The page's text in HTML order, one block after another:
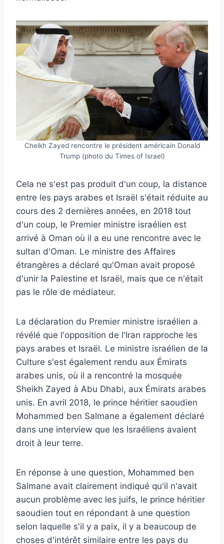
Cheikh Zayed rencontre le président américain Donald
Trump (photo du Times of Israel)
Cela ne s'est pas produit d'un coup, la distance
entre les pays arabes et Israël s'était réduite au
cours des 2 dernières années, en 2018 tout
d'un coup, le Premier ministre israélien est
arrivé à Oman où il a eu une rencontre avec le
sultan d'Oman. Le ministre des Affaires
étrangères a déclaré qu'Oman avait proposé
d'unir la Palestine et Israël, mais que ce n'était
pas le rôle de médiateur.
La déclaration du Premier ministre israélien a
révélé que l'opposition de l'Iran rapproche les
pays arabes et Israël. Le ministre israélien de la
Culture s'est également rendu aux Émirats
arabes unis, où il a rencontré la mosquée
Sheikh Zayed à Abu Dhabi, aux Émirats arabes
unis. En avril 2018, le prince héritier saoudien
Mohammed ben Salmane a également déclaré
dans une interview que les Israéliens avaient
droit à leur terre.
En réponse à une question, Mohammed ben
Salmane avait clairement indiqué qu'il n'avait
aucun problème avec les juifs, le prince héritier
saoudien tout en répondant à une question
selon laquelle s'il y a paix, il y a beaucoup de
choses d'intérêt similaire entre les pays du